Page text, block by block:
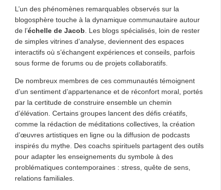
L’un des phénomènes remarquables observés sur la
blogosphère touche à la dynamique communautaire autour
de l’échelle de Jacob . Les blogs spécialisés, loin de rester
de simples vitrines d’analyse, deviennent des espaces
interactifs où s’échangent expériences et conseils, parfois
sous forme de forums ou de projets collaboratifs.
De nombreux membres de ces communautés témoignent
d’un sentiment d’appartenance et de réconfort moral, portés
par la certitude de construire ensemble un chemin
d’élévation. Certains groupes lancent des défis créatifs,
comme la rédaction de méditations collectives, la création
d’œuvres artistiques en ligne ou la diffusion de podcasts
inspirés du mythe. Des coachs spirituels partagent des outils
pour adapter les enseignements du symbole à des
problématiques contemporaines : stress, quête de sens,
relations familiales.